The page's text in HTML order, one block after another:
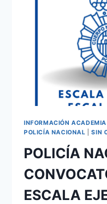
EXCLUIDOS
INFORMACIÓN ACADEMIA
POLICÍA NACIONAL |SIN
POLICÍA
ESCALA